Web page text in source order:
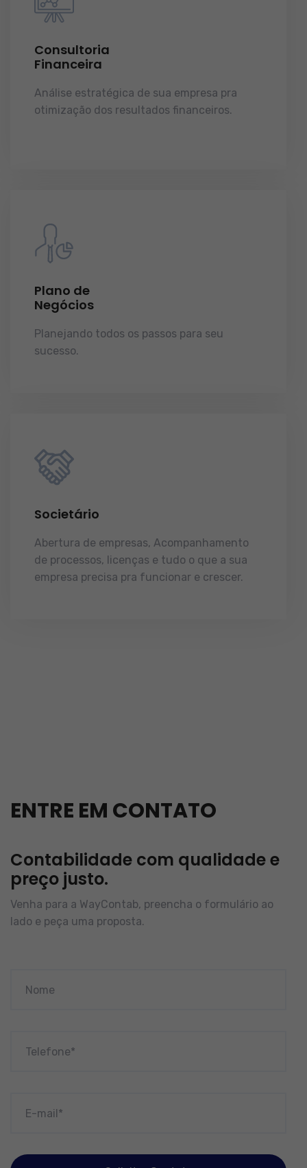
Consultoria
Financeira
Análise estratégica de sua empresa pra
otimização dos resultados financeiros.
Plano de
Negócios
Planejando todos os passos para seu
sucesso.
Societário
Abertura de empresas, Acompanhamento
de processos, licenças e tudo o que a sua
empresa precisa pra funcionar e crescer.
ENTRE EM CONTATO
Contabilidade com qualidade e
preço justo.
Venha para a WayContab, preencha o formulário ao
lado e peça uma proposta.